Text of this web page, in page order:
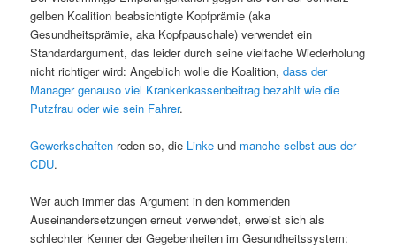
gelben Koalition beabsichtigte Kopfprämie (aka
Gesundheitsprämie, aka Kopfpauschale) verwendet ein
Standardargument, das leider durch seine vielfache Wiederholung
nicht richtiger wird: Angeblich wolle die Koalition,dass der
Manager genauso viel Krankenkassenbeitrag bezahlt wie die
Putzfrau oder wie sein Fahrer.
Gewerkschaften reden so, die Linke und manche selbst aus der
CDU.
Wer auch immer das Argument in den kommenden
Auseinandersetzungen erneut verwendet, erweist sich als
schlechter Kenner der Gegebenheiten im Gesundheitssystem: